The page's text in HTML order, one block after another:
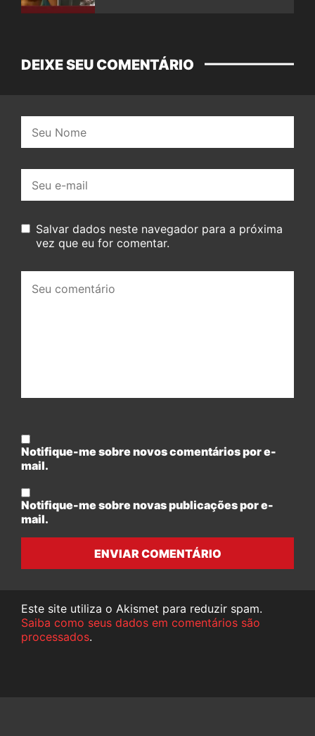
DEIXE SEU COMENTÁRIO
mail:
Salvar dados neste navegador para a próxima
vez que eu for comentar.
comentário:
Notifique-me sobre novos comentários por e-
mail.
Notifique-me sobre novas publicações por e-
mail.
ENVIAR COMENTÁRIO
Este site utiliza o Akismet para reduzir spam.
Saiba como seus dados em comentários são
processados.